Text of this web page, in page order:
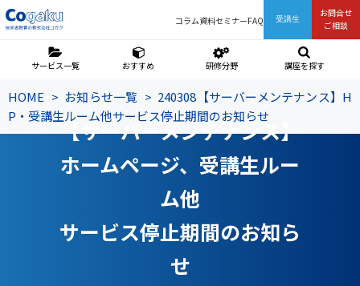
コラム資料セミナーFAQ 受講生
お問合せ
ご相談
サービス一覧 おすすめ 研修分野 講座を探す
HOME お知らせ一覧
240308【サーバーメンテナンス】H
P・受講生ルーム他サービス停止期間のお知らせ
【サーバーメンテナンス】
ホームページ、受講生ルー
ム他
サービス停止期間のお知ら
せ